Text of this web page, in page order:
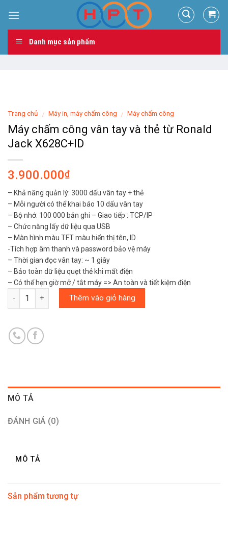
content
Danh mục sản phẩm
Trang chủ / Máy in, máy chấm công / Máy chấm công
Máy chấm công vân tay và thẻ từ Ronald
Jack X628C+ID
3.900.000₫
– Khả năng quản lý: 3000 dấu vân tay + thẻ
– Mỗi người có thể khai báo 10 dấu vân tay
– Bộ nhớ: 100 000 bản ghi – Giao tiếp : TCP/IP
– Chức năng lấy dữ liệu qua USB
– Màn hình màu TFT màu hiển thị tên, ID
-Tích hợp âm thanh và password bảo vệ máy
– Thời gian đọc vân tay: ~ 1 giây
– Bảo toàn dữ liệu quẹt thẻ khi mất điện
– Có thể hẹn giờ mở / tắt máy => An toàn và tiết kiệm điện
Số lượng Thêm vào giỏ hàng
MÔ TẢ
ĐÁNH GIÁ (0)
MÔ TẢ
Sản phẩm tương tự